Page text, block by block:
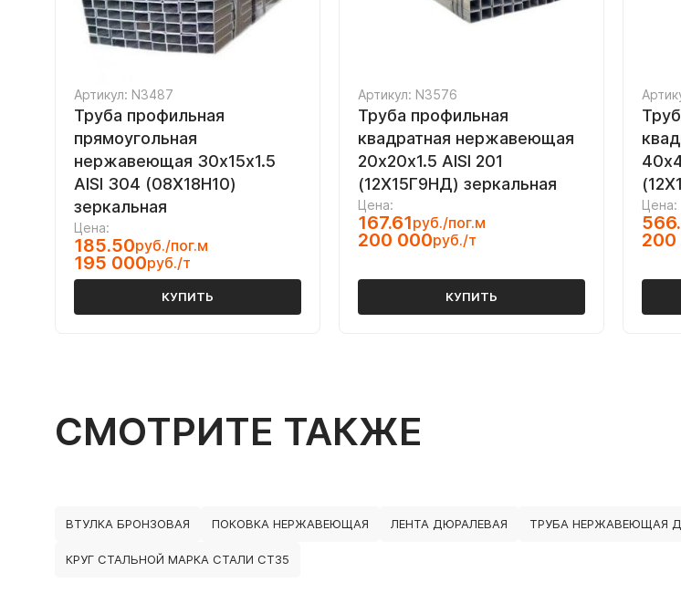
Артикул: N3487
Труба профильная
прямоугольная
нержавеющая 30х15х1.5
AISI 304 (08Х18Н10)
зеркальная
Цена:
185.50руб./пог.м
195 000руб./т
КУПИТЬ
Артикул: N3576
Труба профильная
квадратная нержавеющая
20х20х1.5 AISI 201
(12Х15Г9НД) зеркальная
Цена:
167.61руб./пог.м
200 000руб./т
КУПИТЬ
Цена:
200
СМОТРИТЕ ТАКЖЕ
ВТУЛКА БРОНЗОВАЯ ПОКОВКА НЕРЖАВЕЮЩАЯ ЛЕНТА ДЮРАЛЕВАЯ ТРУБА НЕРЖАВЕЮЩАЯ
КРУГ СТАЛЬНОЙ МАРКА СТАЛИ СТ35